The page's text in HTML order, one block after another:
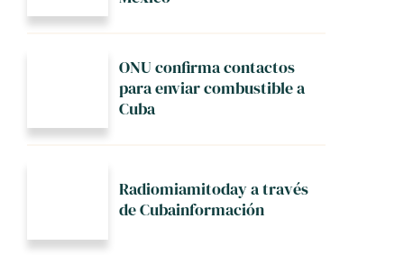
ONU confirma contactos
para enviar combustible a
Cuba
Radiomiamitoday a través
de Cubainformación